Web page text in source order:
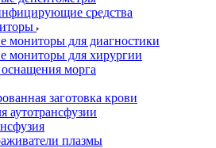
средства
мониторы для диагностики
мониторы для хирургии
морга
заготовка крови
аутотрансфузии
плазмы